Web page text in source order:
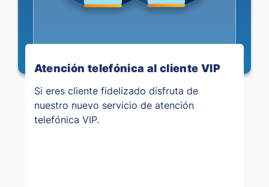
Atención telefónica al cliente VIP
Si eres cliente fidelizado disfruta de
nuestro nuevo servicio de atención
telefónica VIP.